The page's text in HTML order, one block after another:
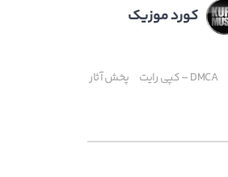
کورد موزیک
DMCA – کپی رایت پخش آثار